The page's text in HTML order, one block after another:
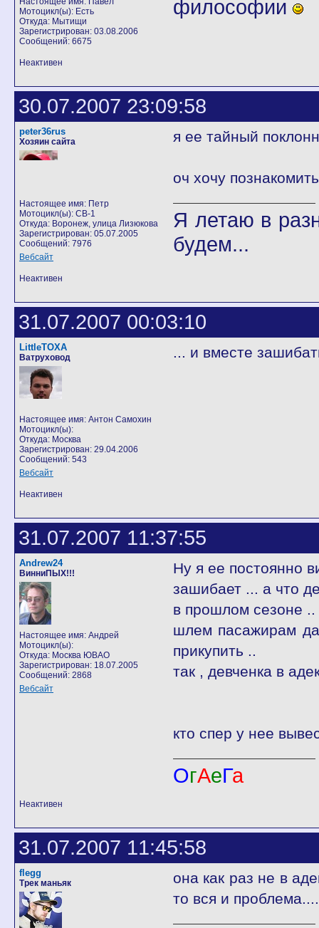
Мотоцикл(ы): Есть
Откуда: Мытищи
Зарегистрирован: 03.08.2006
Сообщений: 6675
философии
Неактивен
30.07.2007 23:09:58
peter36rus
Хозяин сайта
Настоящее имя: Петр
Мотоцикл(ы): CB-1
Откуда: Воронеж, улица Лизюкова
Зарегистрирован: 05.07.2005
Сообщений: 7976
Вебсайт
я ее тайный
оч хочу
Я летаю в
будем...
Неактивен
31.07.2007 00:03:10
LittleTOXA
Ватруховод
Настоящее имя: Антон Самохин
Мотоцикл(ы):
Откуда: Москва
Зарегистрирован: 29.04.2006
Сообщений: 543
Вебсайт
... и вместе
Неактивен
31.07.2007 11:37:55
Andrew24
ВинниПЫХ!!!
Настоящее имя: Андрей
Мотоцикл(ы):
Откуда: Москва ЮВАО
Зарегистрирован: 18.07.2005
Сообщений: 2868
Вебсайт
Ну я ее постоянно
зашибает ... а что
в прошлом сезоне
шлем пасажирам
прикупить ..
так , девченка в
кто спер у нее
ОгАеГа
Неактивен
31.07.2007 11:45:58
flegg
Трек маньяк
она как раз не в
то вся и